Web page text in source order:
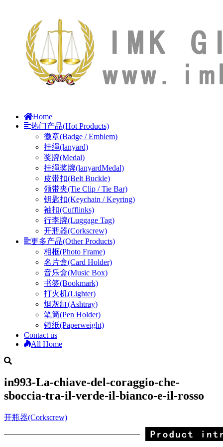
Home
热门产品(Hot Products)
徽章(Badge / Emblem)
挂绳(lanyard)
奖牌(Medal)
挂绳奖牌(lanyardMedal)
皮带扣(Belt Buckle)
领带夹(Tie Clip / Tie Bar)
钥匙扣(Keychain / Keyring)
袖扣(Cufflinks)
行李牌(Luggage Tag)
开瓶器(Corkscrew)
更多产品(Other Products)
相框(Photo Frame)
名片盒(Card Holder)
音乐盒(Music Box)
书签(Bookmark)
打火机(Lighter)
烟灰缸(Ashtray)
笔筒(Pen Holder)
镇纸(Paperweight)
Contact us
All Home
in993-La-chiave-del-coraggio-che-
sboccia-tra-il-verde-il-bianco-e-il-rosso
开瓶器(Corkscrew)